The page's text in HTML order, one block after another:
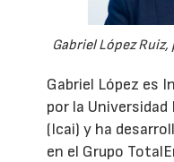
Gabriel López
Gabriel López es
por la
(Icai) y ha
en el Grupo